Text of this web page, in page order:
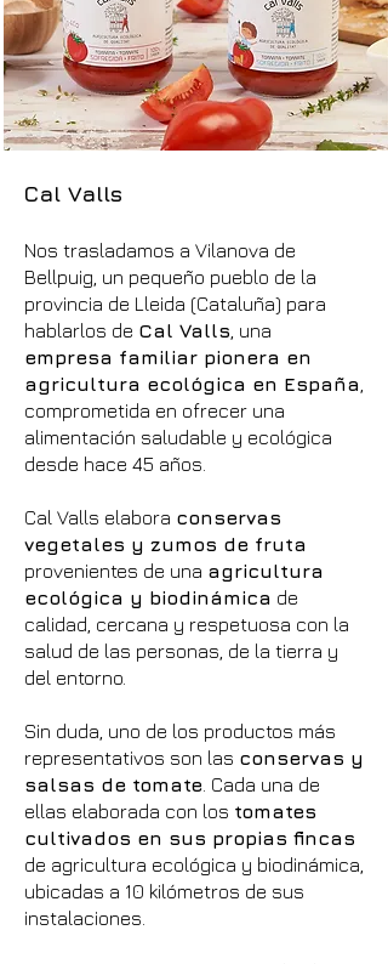
Cal Valls
Nos trasladamos a Vilanova de
Bellpuig, un pequeño pueblo de la
provincia de Lleida (Cataluña) para
hablarlos de Cal Valls , una
empresa familiar pionera en
agricultura ecológica en España
comprometida en ofrecer una
alimentación saludable y ecológica
desde hace 45 años.
Cal Valls elabora conservas
vegetales y zumos de fruta
provenientes de una agricultura
ecológica y biodinámica de
calidad, cercana y respetuosa con la
salud de las personas, de la tierra y
del entorno.
Sin duda, uno de los productos más
representativos son las conservas y
salsas de tomate . Cada una de
ellas elaborada con los tomates
cultivados en sus propias fincas
de agricultura ecológica y biodinámica,
ubicadas a 10 kilómetros de sus
instalaciones.